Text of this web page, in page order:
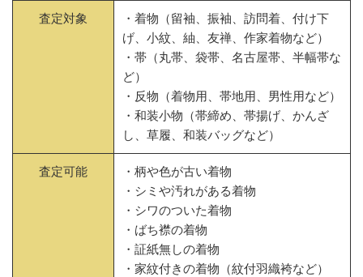
査定対象
・着物（留袖、振袖、訪問着、付け下
げ、小紋、紬、友禅、作家着物など）
・帯（丸帯、袋帯、名古屋帯、半幅帯な
ど）
・反物（着物用、帯地用、男性用など）
・和装小物（帯締め、帯揚げ、かんざ
し、草履、和装バッグなど）
査定可能
・柄や色が古い着物
・シミや汚れがある着物
・シワのついた着物
・ばち襟の着物
・証紙無しの着物
・家紋付きの着物（紋付羽織袴など）